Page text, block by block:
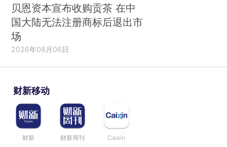
贝恩资本宣布收购贡茶 在中
国大陆无法注册商标后退出市
场
2026年08月06日
财新移动
财新 财新周刊 Caixin